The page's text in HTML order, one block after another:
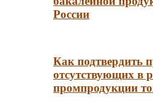
России
Как подтвердить
отсутствующих в
промпродукции